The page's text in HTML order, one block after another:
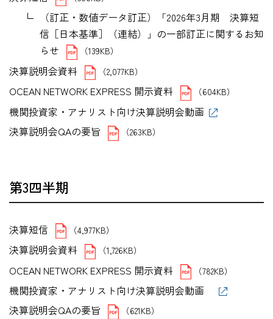
（訂正・数値データ訂正）「2026年3月期 決算短
信［日本基準］（連結）」の一部訂正に関するお知
らせ
（139KB）
決算説明会資料 （2,077KB）
OCEAN NETWORK EXPRESS 開示資料 （604KB）
機関投資家・アナリスト向け決算説明会動画
決算説明会QAの要旨
（263KB）
第3四半期
決算短信 （4,977KB）
決算説明会資料 （1,726KB）
OCEAN NETWORK EXPRESS 開示資料 （782KB）
機関投資家・アナリスト向け決算説明会動画
決算説明会QAの要旨
（621KB）